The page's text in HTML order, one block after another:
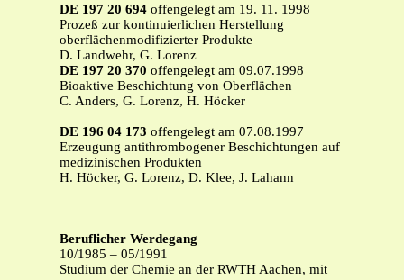
DE 197 20 694 offengelegt am 19. 11. 1998
Prozeß zur kontinuierlichen Herstellung
oberflächenmodifizierter Produkte
D. Landwehr, G. Lorenz
DE 197 20 370 offengelegt am 09.07.1998
Bioaktive Beschichtung von Oberflächen
C. Anders, G. Lorenz, H. Höcker
DE 196 04 173 offengelegt am 07.08.1997
Erzeugung antithrombogener Beschichtungen auf
medizinischen Produkten
H. Höcker, G. Lorenz, D. Klee, J. Lahann
Beruflicher Werdegang
10/1985 – 05/1991
Studium der Chemie an der RWTH Aachen, mit